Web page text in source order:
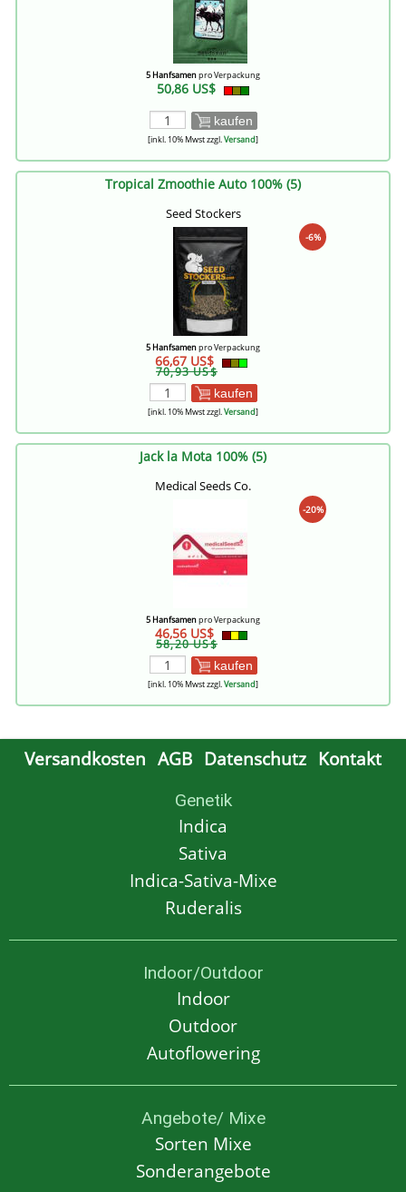
5 Hanfsamenpro Verpackung
50,86 US$
kaufen
[inkl. 10% Mwst zzgl.Versand]
Tropical Zmoothie Auto 100% (5)
Seed Stockers
-6%
5 Hanfsamenpro Verpackung
66,67 US$
70,93 US$
kaufen
[inkl. 10% Mwst zzgl.Versand]
Jack la Mota 100% (5)
Medical Seeds Co.
-20%
5 Hanfsamenpro Verpackung
46,56 US$
58,20 US$
kaufen
[inkl. 10% Mwst zzgl.Versand]
Versandkosten AGB Datenschutz Kontakt
Genetik
Indica
Sativa
Indica-Sativa-Mixe
Ruderalis
Indoor/Outdoor
Indoor
Outdoor
Autoflowering
Angebote/ Mixe
Sorten Mixe
Sonderangebote